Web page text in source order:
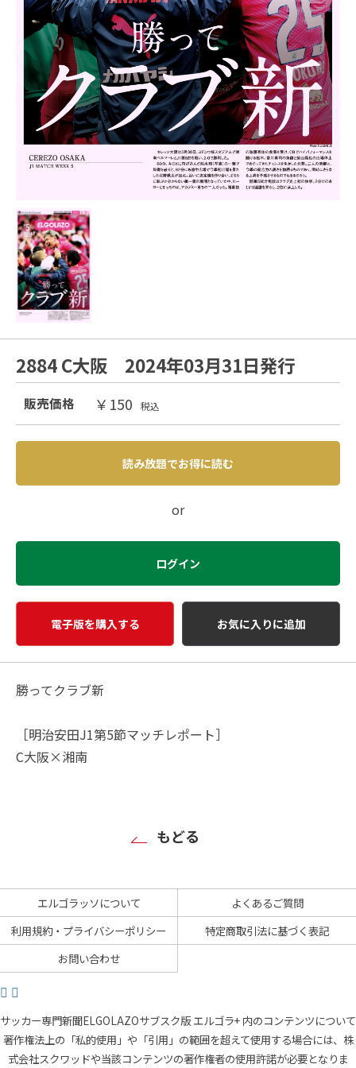
2884 C大阪 2024年03月31日発行
販売価格 ￥150 税込
読み放題でお得に読む
or
ログイン
電子版を購入する お気に入りに追加
勝ってクラブ新
［明治安田J1第5節マッチレポート］
C大阪×湘南
もどる
エルゴラッソについて
よくあるご質問
利用規約・プライバシーポリシー
特定商取引法に基づく表記
お問い合わせ
サッカー専門新聞ELGOLAZOサブスク版 エルゴラ+ 内のコンテンツについて
著作権法上の「私的使用」や「引用」の範囲を超えて使用する場合には、株
式会社スクワッドや当該コンテンツの著作権者の使用許諾が必要となりま